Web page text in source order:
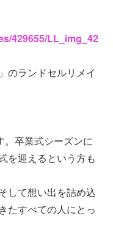
429655/LL_img_42
のランドセルリメイ
。卒業式シーズンに
を迎えるという方も
して想い出を詰め込
たすべての人にとっ